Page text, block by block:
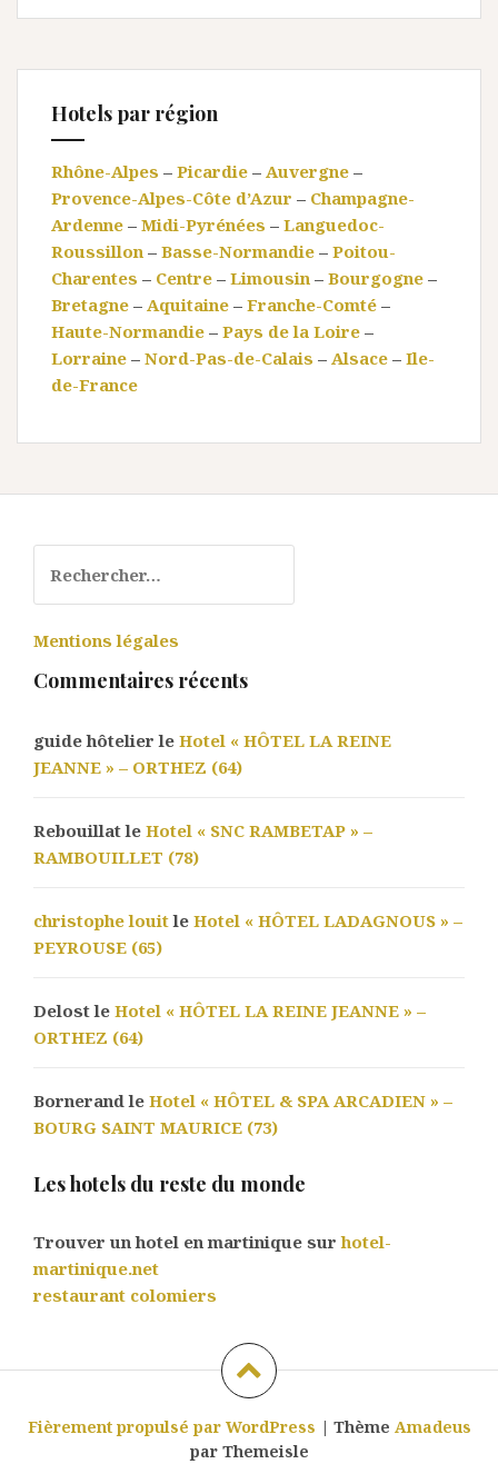
Hotels par région
Rhône-Alpes – Picardie – Auvergne –
Provence-Alpes-Côte d’Azur – Champagne-
Ardenne – Midi-Pyrénées – Languedoc-
Roussillon – Basse-Normandie – Poitou-
Charentes – Centre – Limousin – Bourgogne –
Bretagne – Aquitaine – Franche-Comté –
Haute-Normandie – Pays de la Loire –
Lorraine – Nord-Pas-de-Calais – Alsace – Ile-
de-France
Mentions légales
Commentaires récents
guide hôtelier le Hotel « HÔTEL LA REINE
JEANNE » – ORTHEZ (64)
Rebouillat le Hotel « SNC RAMBETAP » –
RAMBOUILLET (78)
christophe louitle Hotel « HÔTEL LADAGNOUS » –
PEYROUSE (65)
Delost le Hotel « HÔTEL LA REINE JEANNE » –
ORTHEZ (64)
Bornerand le Hotel « HÔTEL & SPA ARCADIEN » –
BOURG SAINT MAURICE (73)
Les hotels du reste du monde
Trouver un hotel en martinique surhotel-
martinique.net
restaurant colomiers
Fièrement propulsé par WordPress | Thème Amadeus
par Themeisle